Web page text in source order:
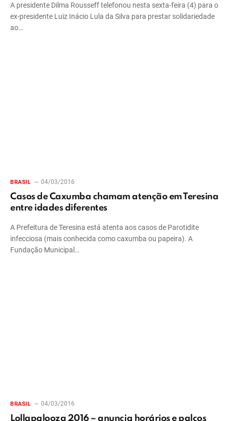
A presidente Dilma Rousseff telefonou nesta sexta-feira (4) para o
ex-presidente Luiz Inácio Lula da Silva para prestar solidariedade
ao…
BRASIL 04/03/2016
Casos de Caxumba chamam atenção em Teresina
entre idades diferentes
A Prefeitura de Teresina está atenta aos casos de Parotidite
infecciosa (mais conhecida como caxumba ou papeira). A
Fundação Municipal…
BRASIL 04/03/2016
Lollapalooza 2016 – anuncia horários e palcos